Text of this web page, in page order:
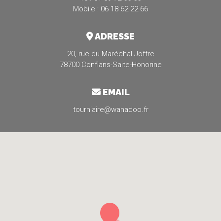
Mobile : 06 18 62 22 66
ADRESSE
20, rue du Maréchal Joffre
78700 Conflans-Saite-Honorine
EMAIL
tourniaire@wanadoo.fr